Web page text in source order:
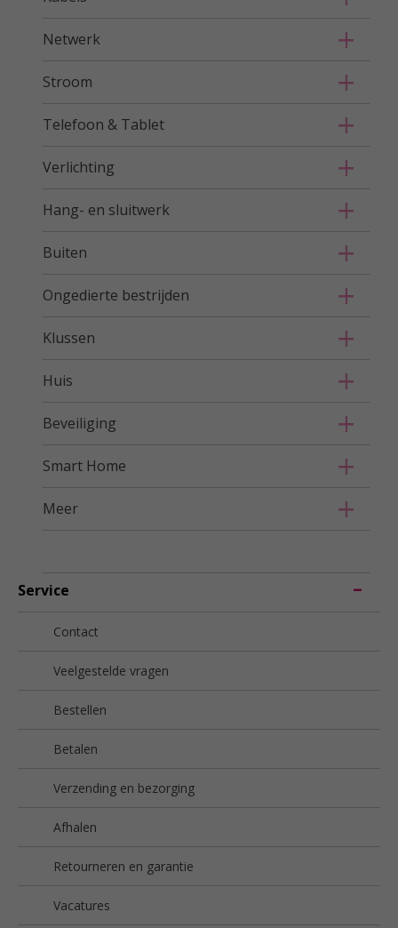
Netwerk
Stroom
Telefoon & Tablet
Verlichting
Hang- en sluitwerk
Buiten
Ongedierte bestrijden
Klussen
Huis
Beveiliging
Smart Home
Meer
Service
Contact
Veelgestelde vragen
Bestellen
Betalen
Verzending en bezorging
Afhalen
Retourneren en garantie
Vacatures